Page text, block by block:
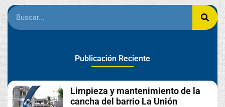
Publicación Reciente
Limpieza y mantenimiento de la
cancha del barrio La Unión